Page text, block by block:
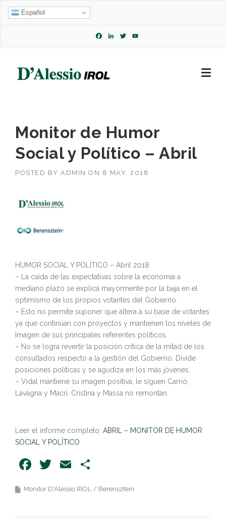
Skip
Español
Facebook
LinkedIn
Twitter
Monitor de Humor
Social y Político – Abril
POSTED BY ADMIN ON 8 MAY, 2018
HUMOR SOCIAL Y POLÍTICO – Abril 2018
– La caída de las expectativas sobre la economía a
mediano plazo se explica mayormente por la baja en el
optimismo de los propios votantes del Gobierno.
– Esto no permite suponer que altera a su base de votantes
ya que continúan con proyectos y mantienen los niveles de
Imagen de sus principales referentes políticos.
– No se logra revertir la posición crítica de la mitad de los
consultados respecto a la gestión del Gobierno. Divide
posiciones políticas y se agudiza en los más jóvenes.
– Vidal mantiene su imagen positiva, le siguen Carrió,
Lavagna y Macri. Cristina y Massa no remontan.
Leer el informe completo: ABRIL – MONITOR DE HUMOR
SOCIAL Y POLÍTICO
Facebook
Twitter
Email
Monitor D'Alessio IROL / Berensztein